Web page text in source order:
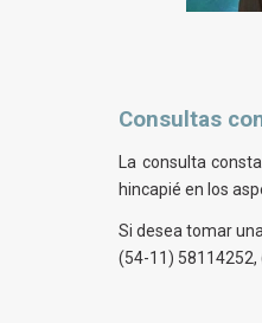
Consultas
La consulta
hincapié en los
Si desea tomar
(54-11) 58114252,